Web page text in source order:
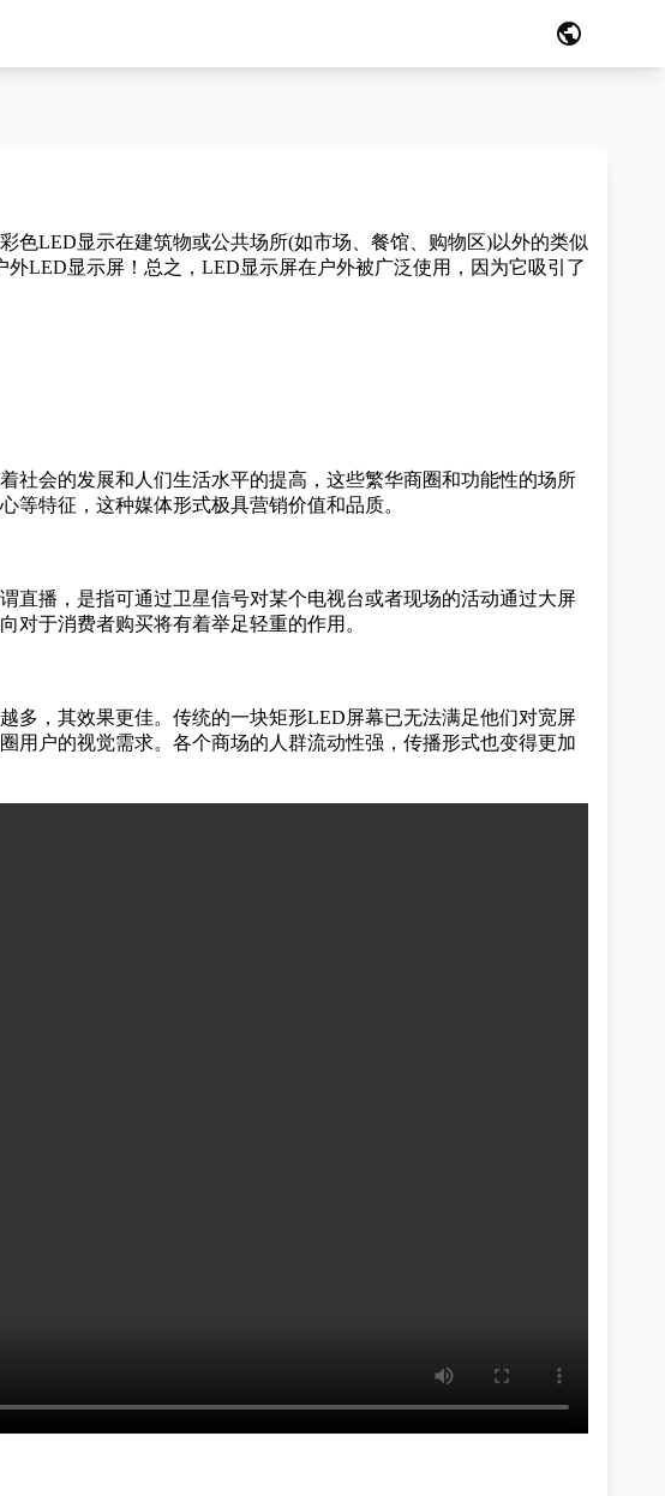
public
色LED显示在建筑物或公共场所(如市场、餐馆、购物区)以外的类似
外LED显示屏！ 总之，LED显示屏在户外被广泛使用，因为它吸引了
社会的发展和人们生活水平的提高，这些繁华商圈和功能性的场所
等特征，这种媒体形式极具营销价值和品质。
直播，是指可通过卫星信号对某个电视台或者现场的活动通过大屏
对于消费者购买将有着举足轻重的作用。
多，其效果更佳。传统的一块矩形LED屏幕已无法满足他们对宽屏
用户的视觉需求。各个商场的人群流动性强，传播形式也变得更加